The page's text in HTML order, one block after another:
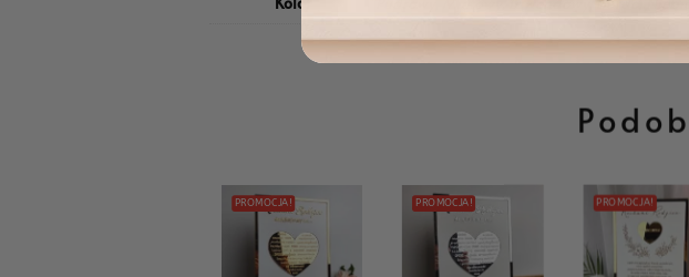
PROMOCJA! PROMOCJA! PROMOCJA!